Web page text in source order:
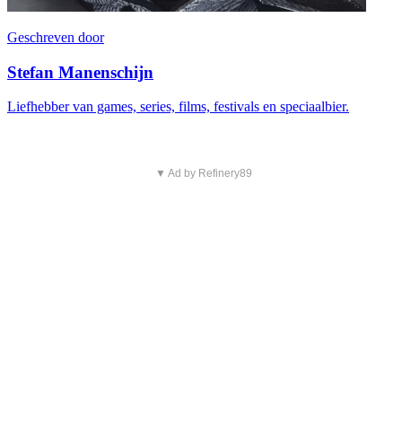
Geschreven door
Stefan Manenschijn
Liefhebber van games, series, films, festivals en speciaalbier.
▼ Ad by Refinery89